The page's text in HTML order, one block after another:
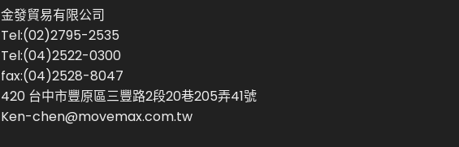
金發貿易有限公司
Tel:(02)2795-2535
Tel:(04)2522-0300
fax:(04)2528-8047
420 台中市豐原區三豐路2段20巷205弄41號
Ken-chen@movemax.com.tw